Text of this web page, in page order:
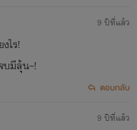
ไร!
บมีลุ้น~!
9 ปีที่แล้ว
ตอบกลับ
9 ปีที่แล้ว